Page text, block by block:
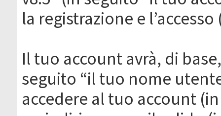
la registrazione e
Il tuo account avrà, di
seguito “il tuo nome
accedere al tuo account